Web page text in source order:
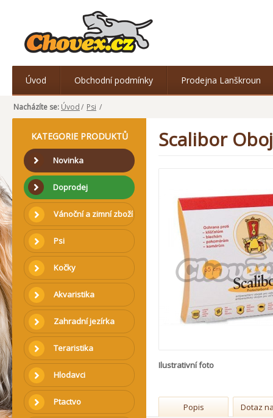
Úvod Obchodní podmínky Prodejna Lanškroun
Nacházíte se: Úvod/ Psi /
KATEGORIE PRODUKTŮ
Novinka
Doprodej
Vánoční a zimní zboží
Psi
Kočky
Akvaristika
Zahradní jezírka
Teraristika
Hlodavci
Ptactvo
Scalibor
Ilustrativní foto
Popis Dotaz